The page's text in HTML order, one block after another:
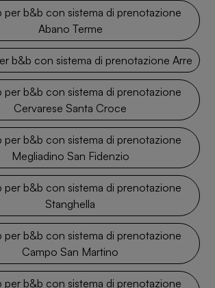
per b&b con sistema di prenotazione
Abano Terme
b&b con sistema di prenotazione Arre
per b&b con sistema di prenotazione
Cervarese Santa Croce
per b&b con sistema di prenotazione
Megliadino San Fidenzio
per b&b con sistema di prenotazione
Stanghella
per b&b con sistema di prenotazione
Campo San Martino
per b&b con sistema di prenotazione